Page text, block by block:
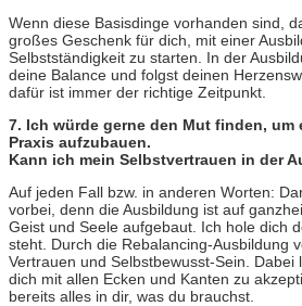
Wenn diese Basisdinge vorhanden sind,
großes Geschenk für dich, mit einer
Selbstständigkeit zu starten. In der
deine Balance und folgst deinen
dafür ist immer der richtige Zeitpunkt.
7. Ich würde gerne den Mut finden, um
Praxis aufzubauen.
Kann ich mein Selbstvertrauen in der
Auf jeden Fall bzw. in anderen Worten:
vorbei, denn die Ausbildung ist auf
Geist und Seele aufgebaut. Ich hole dich
steht. Durch die Rebalancing-Ausbildung
Vertrauen und Selbstbewusst-Sein. Dabei
dich mit allen Ecken und Kanten zu
bereits alles in dir, was du brauchst.